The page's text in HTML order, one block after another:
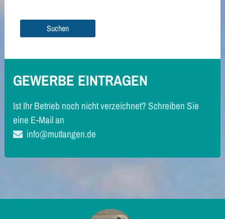
GEWERBE EINTRAGEN
Ist Ihr Betrieb noch nicht verzeichnet? Schreiben Sie
eine E-Mail an
info@mutlangen.de